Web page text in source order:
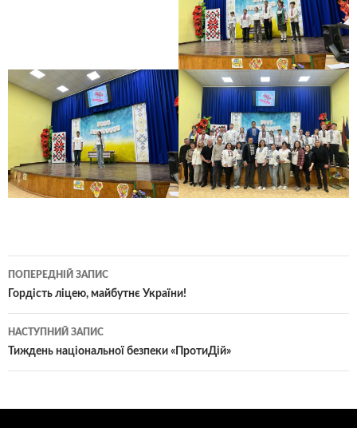
Навігація
по
записам
ПОПЕРЕДНІЙ ЗАПИС
Гордість ліцею, майбутнє України!
НАСТУПНИЙ ЗАПИС
Тиждень національної безпеки «ПротиДій»